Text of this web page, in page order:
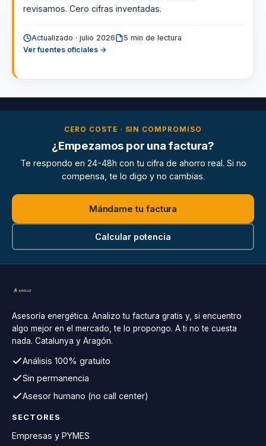
revisamos. Cero cifras inventadas.
Actualizado · julio 2026
5 min de lectura
Ver fuentes oficiales →
CERO COSTE · SIN COMPROMISO
¿Empezamos por una factura?
Te respondo en 24-48h con tu cifra de ahorro real. Si no
compensa, te lo digo y no cambias.
Mándame tu factura
Calcular potencia
Asesoría energética. Analizo tu factura gratis y, si encuentro
algo mejor en el mercado, te lo propongo. A ti no te cuesta
nada. Catalunya y Aragón.
Análisis 100% gratuito
Sin permanencia
Asesor humano (no call center)
SECTORES
Empresas y PYMES